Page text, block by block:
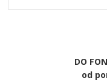
DO
od